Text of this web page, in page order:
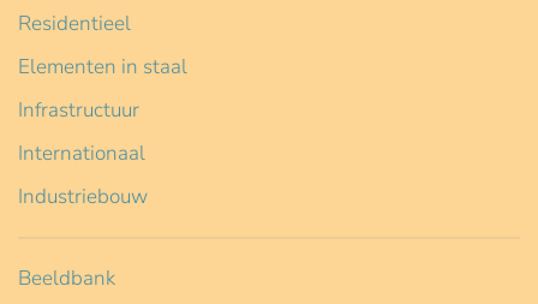
Residentieel
Elementen in staal
Infrastructuur
Internationaal
Industriebouw
Beeldbank